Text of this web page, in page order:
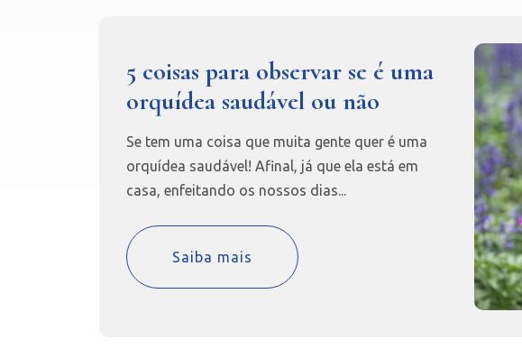
5 coisas para observar se é uma
orquídea saudável ou não
Se tem uma coisa que muita gente quer é uma
orquídea saudável! Afinal, já que ela está em
casa, enfeitando os nossos dias...
Saiba mais